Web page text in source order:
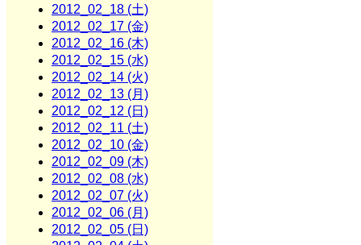
2012_02_18 (土)
2012_02_17 (金)
2012_02_16 (木)
2012_02_15 (水)
2012_02_14 (火)
2012_02_13 (月)
2012_02_12 (日)
2012_02_11 (土)
2012_02_10 (金)
2012_02_09 (木)
2012_02_08 (水)
2012_02_07 (火)
2012_02_06 (月)
2012_02_05 (日)